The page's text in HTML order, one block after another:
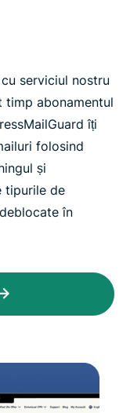
serviciul nostru
timp abonamentul
îți
folosind
și
tipurile de
în